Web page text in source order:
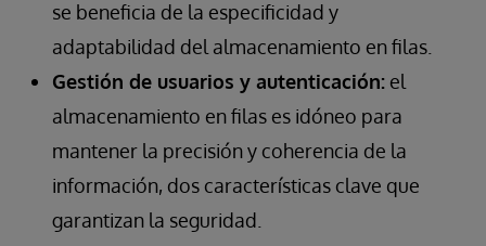
se beneficia de la especificidad y
adaptabilidad del almacenamiento en filas.
Gestión de usuarios y autenticación: el
almacenamiento en filas es idóneo para
mantener la precisión y coherencia de la
información, dos características clave que
garantizan la seguridad.